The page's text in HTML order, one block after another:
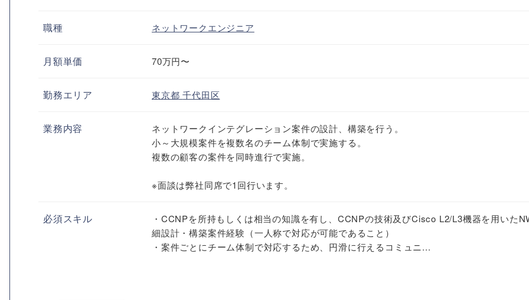
職種 ネットワークエンジニア
月額単価 70万円〜
勤務エリア 東京都千代田区
業務内容
ネットワークインテグレーション案件の設計、構築を行う。
小～大規模案件を複数名のチーム体制で実施する。
複数の顧客の案件を同時進行で実施。
※面談は弊社同席で1回行います。
必須スキル
・CCNPを所持もしくは相当の知識を有し、CCNPの技術及びCisco L2/L3機器を用いた
細設計・構築案件経験（一人称で対応が可能であること）
・案件ごとにチーム体制で対応するため、円滑に行えるコミュニ...